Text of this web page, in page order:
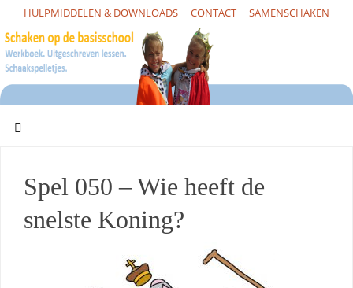
HULPMIDDELEN & DOWNLOADS CONTACT SAMENSCHAKEN
Spel 050 – Wie heeft de
snelste Koning?